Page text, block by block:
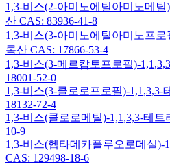
1,3-비스(2-아미노에틸아미노메
산 CAS: 83936-41-8
1,3-비스(3-아미노에틸아미노프로
록산 CAS: 17866-53-4
1,3-비스(3-메르캅토프로필)-
18001-52-0
1,3-비스(3-클로로프로필)-
18132-72-4
1,3-비스(클로로메틸)-1,1,3,3-테
10-9
1,3-비스(헵타데카플루오로데실)-
CAS: 129498-18-6